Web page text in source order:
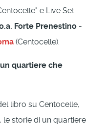
e Live Set
Forte Prenestino -
(Centocelle).
quartiere che
libro su Centocelle,
le storie di un quartiere